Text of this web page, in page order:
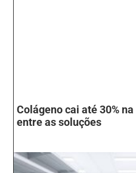
Colágeno cai até 30%
entre as soluções